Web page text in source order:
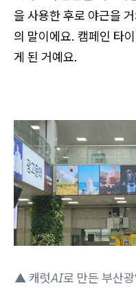
을 사용한 후로 야근을
의 말이에요. 캠페인 타
게 된 거예요.
▲ 캐럿AI로 만든 부산광